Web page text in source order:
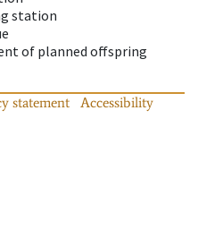
station
of planned offspring
statement
Accessibility